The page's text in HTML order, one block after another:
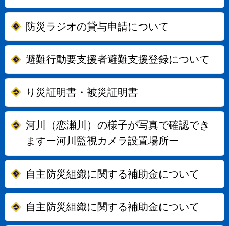
防災ラジオの貸与申請について
避難行動要支援者避難支援登録について
り災証明書・被災証明書
河川（恋瀬川）の様子が写真で確認でき
ますー河川監視カメラ設置場所ー
自主防災組織に関する補助金について
自主防災組織に関する補助金について